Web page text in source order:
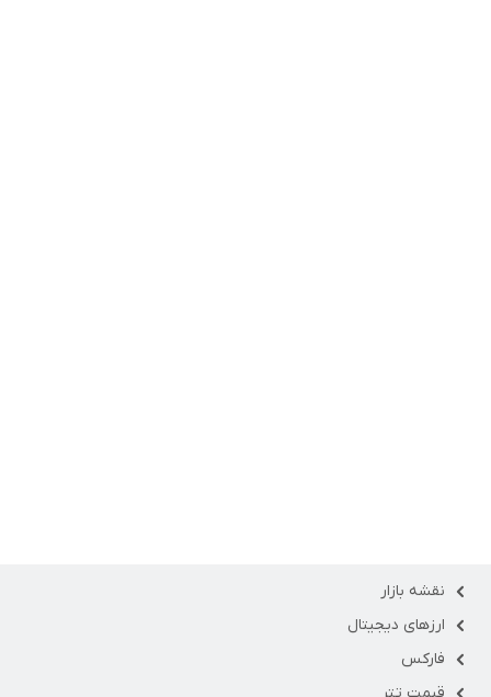
نقشه بازار
ارزهای دیجیتال
فارکس